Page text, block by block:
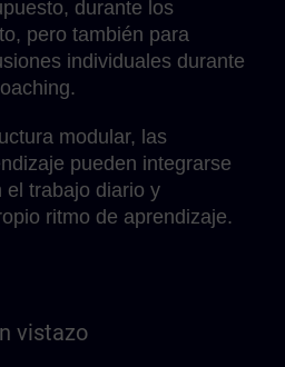
durante los
pero también para
individuales durante
modular, las
pueden integrarse
el trabajo diario y
ritmo de aprendizaje.
vistazo